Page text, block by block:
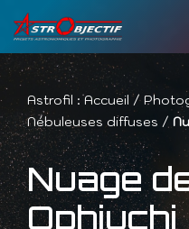
au
contenu
Astrofil :Accueil /
Nébuleuses diffuses /
Nuage
Ophiuchi